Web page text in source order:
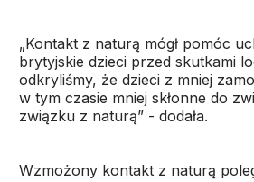
„Kontakt z naturą mógł pomóc
brytyjskie dzieci przed skutkami
odkryliśmy, że dzieci z mniej
w tym czasie mniej skłonne do
związku z naturą” - dodała.
Wzmożony kontakt z naturą